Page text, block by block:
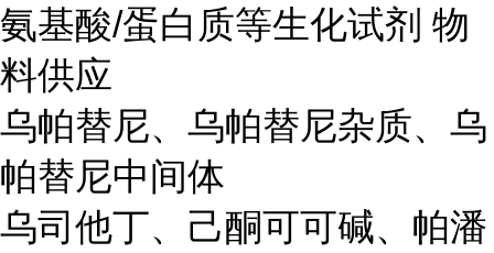
氨基酸/蛋白质等生化试剂 物
料供应
乌帕替尼、乌帕替尼杂质、乌
帕替尼中间体
乌司他丁、己酮可可碱、帕潘